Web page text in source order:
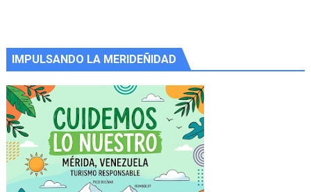
IMPULSANDO LA MERIDEÑIDAD